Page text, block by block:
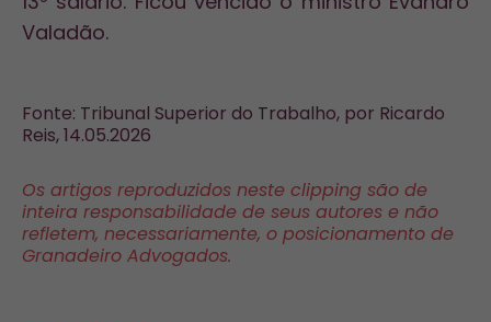
Valadão.
Fonte: Tribunal Superior do Trabalho, por Ricardo
Reis, 14.05.2026
Os artigos reproduzidos neste clipping são de
inteira responsabilidade de seus autores e não
refletem, necessariamente, o posicionamento de
Granadeiro Advogados.